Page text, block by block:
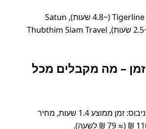
Tigerline Travel (~4.8 שעות), Satun
Center Tour (~2.5 שעות), Thubthim Siam Travel
– מה מקבלים מכל
מונית / מיניבוס: זמן ממוצע 1.4 שעות, מחיר